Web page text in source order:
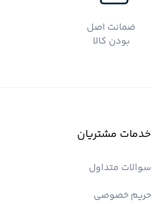
ضمانت اصل
بودن کالا
خدمات مشتریان
سوالات متداول
حریم خصوصی